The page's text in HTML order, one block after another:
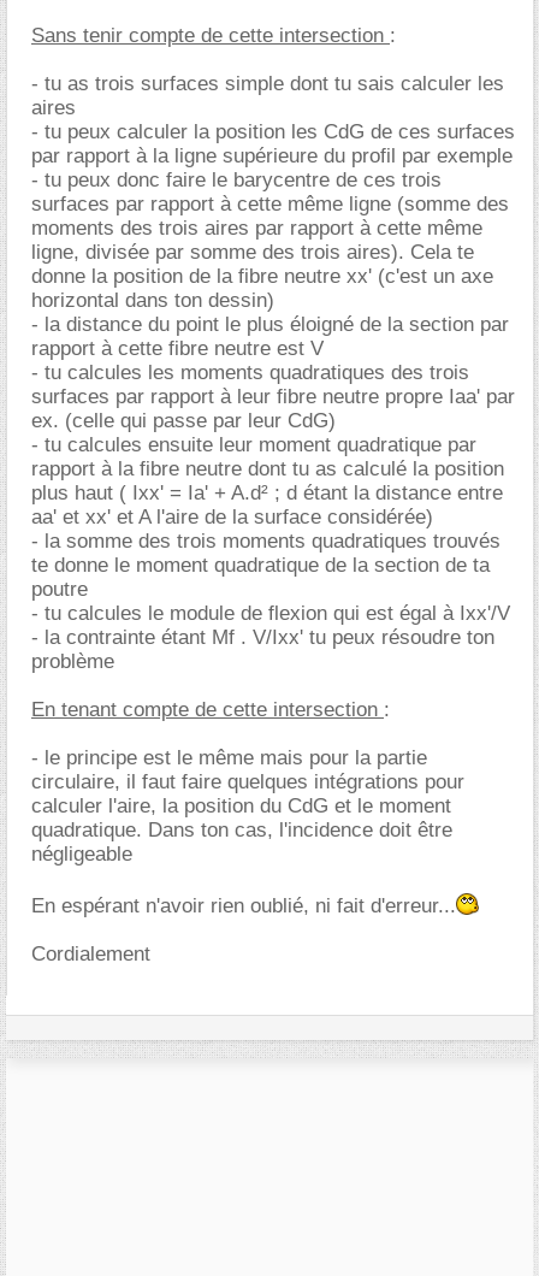
Sans tenir compte de cette intersection :
- tu as trois surfaces simple dont tu sais calculer les
aires
- tu peux calculer la position les CdG de ces surfaces
par rapport à la ligne supérieure du profil par exemple
- tu peux donc faire le barycentre de ces trois
surfaces par rapport à cette même ligne (somme des
moments des trois aires par rapport à cette même
ligne, divisée par somme des trois aires). Cela te
donne la position de la fibre neutre xx' (c'est un axe
horizontal dans ton dessin)
- la distance du point le plus éloigné de la section par
rapport à cette fibre neutre est V
- tu calcules les moments quadratiques des trois
surfaces par rapport à leur fibre neutre propre Iaa' par
ex. (celle qui passe par leur CdG)
- tu calcules ensuite leur moment quadratique par
rapport à la fibre neutre dont tu as calculé la position
plus haut ( Ixx' = Ia' + A.d² ; d étant la distance entre
aa' et xx' et A l'aire de la surface considérée)
- la somme des trois moments quadratiques trouvés
te donne le moment quadratique de la section de ta
poutre
- tu calcules le module de flexion qui est égal à Ixx'/V
- la contrainte étant Mf . V/Ixx' tu peux résoudre ton
problème
En tenant compte de cette intersection :
- le principe est le même mais pour la partie
circulaire, il faut faire quelques intégrations pour
calculer l'aire, la position du CdG et le moment
quadratique. Dans ton cas, l'incidence doit être
négligeable
En espérant n'avoir rien oublié, ni fait d'erreur...
Cordialement